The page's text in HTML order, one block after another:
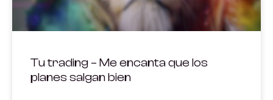
Tu trading – Me encanta que los
planes salgan bien